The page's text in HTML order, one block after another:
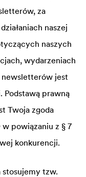
za
naszej
naszych
wydarzeniach
newsletterów jest
Podstawą prawną
Twoja zgoda
w powiązaniu z § 7
konkurencji.
tzw.